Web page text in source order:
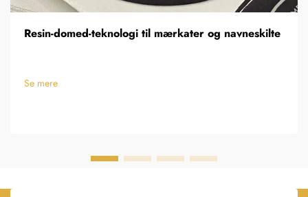
Resin-domed-teknologi til mærkater og navneskilte
Se mere